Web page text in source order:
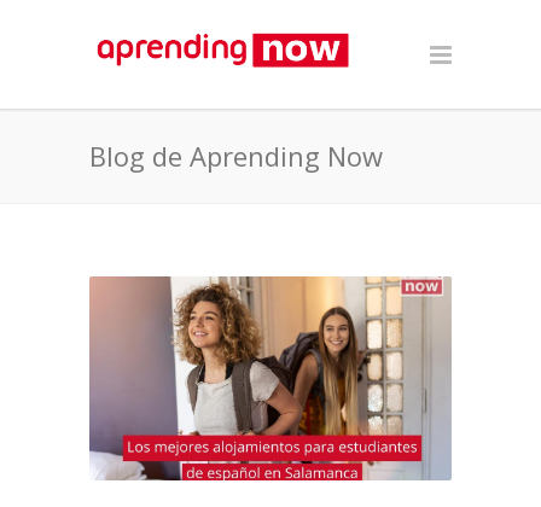
Blog de Aprending Now